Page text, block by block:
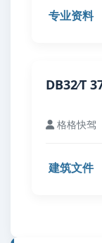
专业资料
DB32∕T
格格快驾
建筑文件